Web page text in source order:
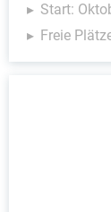
Start:
Freie